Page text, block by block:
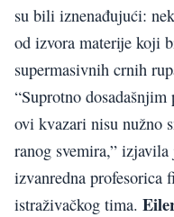
su bili iznenađujući:
od izvora materije koji
supermasivnih crnih
“Suprotno
ovi kvazari nisu nužno
ranog svemira,”
izvanredna
istraživačkog tima.